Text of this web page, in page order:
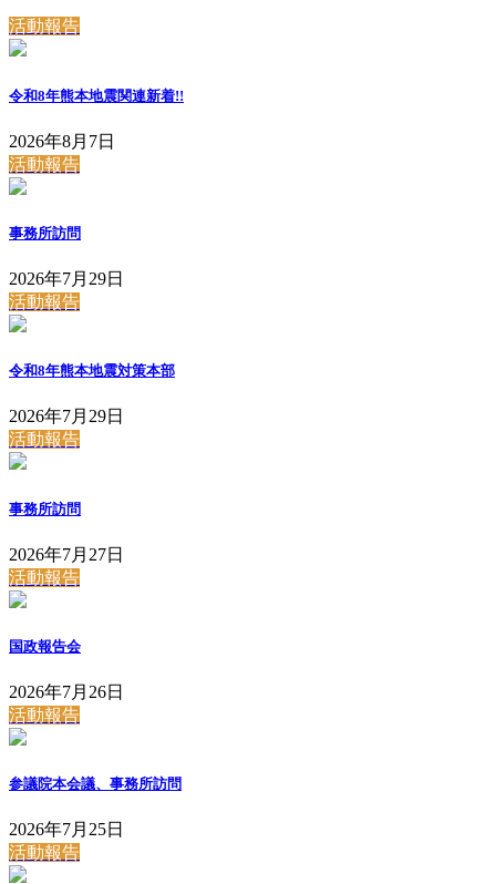
活動報告
令和8年熊本地震関連新着!!
2026年8月7日
活動報告
事務所訪問
2026年7月29日
活動報告
令和8年熊本地震対策本部
2026年7月29日
活動報告
事務所訪問
2026年7月27日
活動報告
国政報告会
2026年7月26日
活動報告
参議院本会議、事務所訪問
2026年7月25日
活動報告